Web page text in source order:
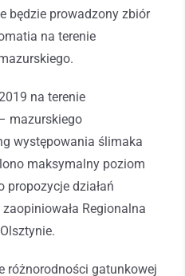
będzie prowadzony zbiór
na terenie
na terenie
mazurskiego
występowania ślimaka
maksymalny poziom
propozycje działań
Regionalna
różnorodności gatunkowej